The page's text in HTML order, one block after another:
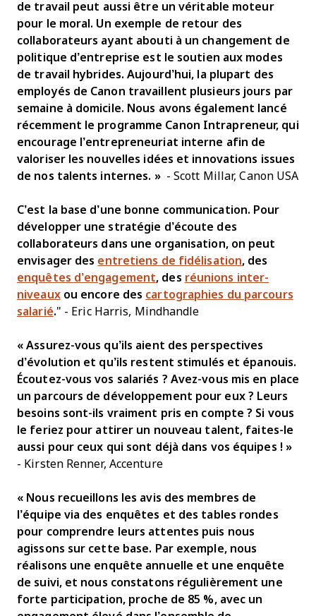
de travail peut aussi être un véritable moteur
pour le moral. Un exemple de retour des
collaborateurs ayant abouti à un changement de
politique d’entreprise est le soutien aux modes
de travail hybrides. Aujourd’hui, la plupart des
employés de Canon travaillent plusieurs jours par
semaine à domicile. Nous avons également lancé
récemment le programme Canon Intrapreneur, qui
encourage l’entrepreneuriat interne afin de
valoriser les nouvelles idées et innovations issues
de nos talents internes. » - Scott Millar, Canon USA
C’est la base d’une bonne communication. Pour
développer une stratégie d’écoute des
collaborateurs dans une organisation, on peut
envisager des entretiens de fidélisation, des
enquêtes d’engagement, des réunions inter-
niveauxou encore des cartographies du parcours
salarié." - Eric Harris, Mindhandle
« Assurez-vous qu’ils aient des perspectives
d’évolution et qu’ils restent stimulés et épanouis.
Écoutez-vous vos salariés ? Avez-vous mis en place
un parcours de développement pour eux ? Leurs
besoins sont-ils vraiment pris en compte ? Si vous
le feriez pour attirer un nouveau talent, faites-le
aussi pour ceux qui sont déjà dans vos équipes ! »
- Kirsten Renner, Accenture
« Nous recueillons les avis des membres de
l’équipe via des enquêtes et des tables rondes
pour comprendre leurs attentes puis nous
agissons sur cette base. Par exemple, nous
réalisons une enquête annuelle et une enquête
de suivi, et nous constatons régulièrement une
forte participation, proche de 85 %, avec un